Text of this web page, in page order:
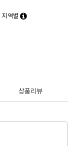
지역별
상품리뷰